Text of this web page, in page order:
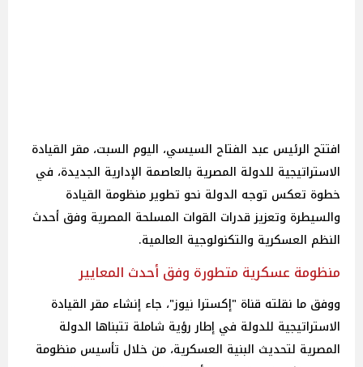
افتتح الرئيس عبد الفتاح السيسي، اليوم السبت، مقر القيادة
الاستراتيجية للدولة المصرية بالعاصمة الإدارية الجديدة، في
خطوة تعكس توجه الدولة نحو تطوير منظومة القيادة
والسيطرة وتعزيز قدرات القوات المسلحة المصرية وفق أحدث
النظم العسكرية والتكنولوجية العالمية.
منظومة عسكرية متطورة وفق أحدث المعايير
ووفق ما نقلته قناة "إكسترا نيوز"، جاء إنشاء مقر القيادة
الاستراتيجية للدولة في إطار رؤية شاملة تتبناها الدولة
المصرية لتحديث البنية العسكرية، من خلال تأسيس منظومة